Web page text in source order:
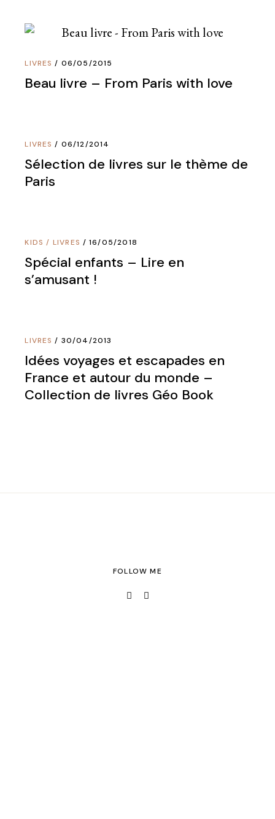
LIVRES 06/05/2015
Beau livre – From Paris with love
LIVRES 06/12/2014
Sélection de livres sur le thème de
Paris
KIDS / LIVRES 16/05/2018
Spécial enfants – Lire en
s’amusant !
LIVRES 30/04/2013
Idées voyages et escapades en
France et autour du monde –
Collection de livres Géo Book
FOLLOW ME